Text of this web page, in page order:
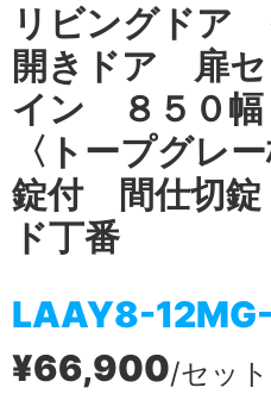
リビングド
開きドア 扉
イン ８５０
〈トープグ
錠付 間仕切
ド丁番
LAAY8-
¥66,900/セット